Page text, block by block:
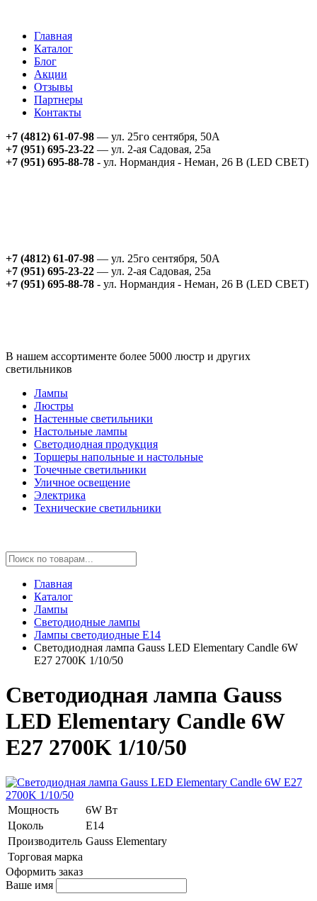
Главная
Каталог
Блог
Акции
Отзывы
Партнеры
Контакты
+7 (4812) 61-07-98 — ул. 25го сентября, 50А
+7 (951) 695-23-22 — ул. 2-ая Садовая, 25а
+7 (951) 695-88-78 - ул. Нормандия - Неман, 26 В (LED СВЕТ)
+7 (4812) 61-07-98 — ул. 25го сентября, 50А
+7 (951) 695-23-22 — ул. 2-ая Садовая, 25а
+7 (951) 695-88-78 - ул. Нормандия - Неман, 26 В (LED СВЕТ)
В нашем ассортименте более 5000 люстр и других
светильников
Лампы
Люстры
Настенные светильники
Настольные лампы
Светодиодная продукция
Торшеры напольные и настольные
Точечные светильники
Уличное освещение
Электрика
Технические светильники
Главная
Каталог
Лампы
Светодиодные лампы
Лампы светодиодные E14
Светодиодная лампа Gauss LED Elementary Candle 6W
E27 2700K 1/10/50
Светодиодная лампа Gauss
LED Elementary Candle 6W
E27 2700K 1/10/50
Мощность
6W Вт
Цоколь
E14
Производитель Gauss Elementary
Торговая марка
Оформить заказ
Ваше имя